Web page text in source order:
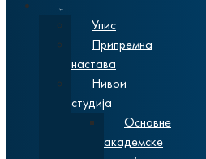
Упис
Припремна
настава
Нивои
студија
Основне
академске